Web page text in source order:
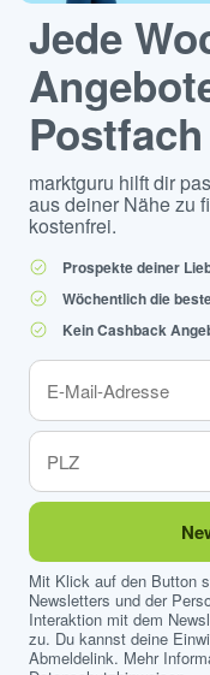
Jede
Postfach
marktguru hilft dir
aus deiner Nähe zu
kostenfrei.
Prospekte deiner
Wöchentlich die
Kein Cashback
Mit Klick auf den Button
Newsletters und der
Interaktion mit dem
zu. Du kannst deine
Abmeldelink. Mehr